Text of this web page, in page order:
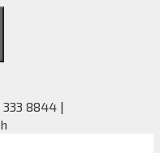
8844 |